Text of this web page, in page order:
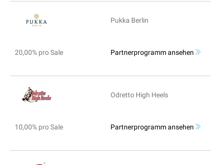
Pukka Berlin
20,00% pro Sale Partnerprogramm ansehen
Odretto High Heels
10,00% pro Sale Partnerprogramm ansehen